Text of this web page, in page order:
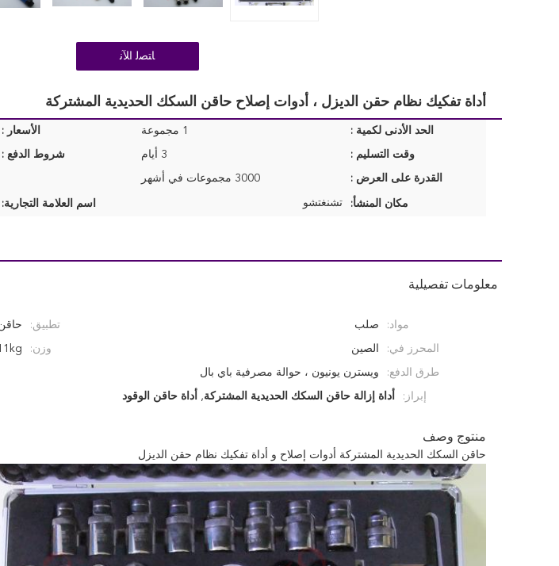
ﺎﺘﺼﻟ ﺍﻶﻧ
أداة تفكيك نظام حقن الديزل ، أدوات إصلاح حاقن السكك الحديدية المشتركة
الحد الأدنى لكمية : 1 مجموعة الأسعار :
وقت التسليم : 3 أيام شروط الدفع :
القدرة على العرض : 3000 مجموعات في أشهر
مكان المنشأ: تشنغتشو اسم العلامة التجارية:
معلومات تفصيلية
مواد: صلب تطبيق:
المحرز في: الصين وزن:
طرق الدفع: ويسترن يونيون ، حوالة مصرفية باي بال
إبراز: أداة إزالة حاقن السكك الحديدية المشتركة, أداة حاقن الوقود
منتوج وصف
حاقن السكك الحديدية المشتركة أدوات إصلاح و أداة تفكيك نظام حقن الديزل